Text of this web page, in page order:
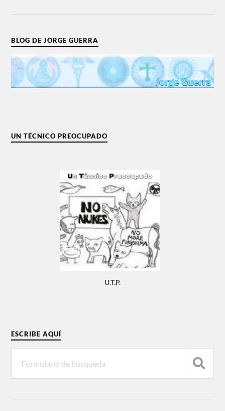
BLOG DE JORGE GUERRA
UN TÉCNICO PREOCUPADO
U.T.P.
ESCRIBE AQUÍ